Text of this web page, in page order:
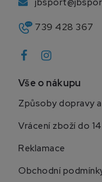
739 428 367
Vše o nákupu
Způsoby dopravy
Vrácení zboží do
Reklamace
Obchodní